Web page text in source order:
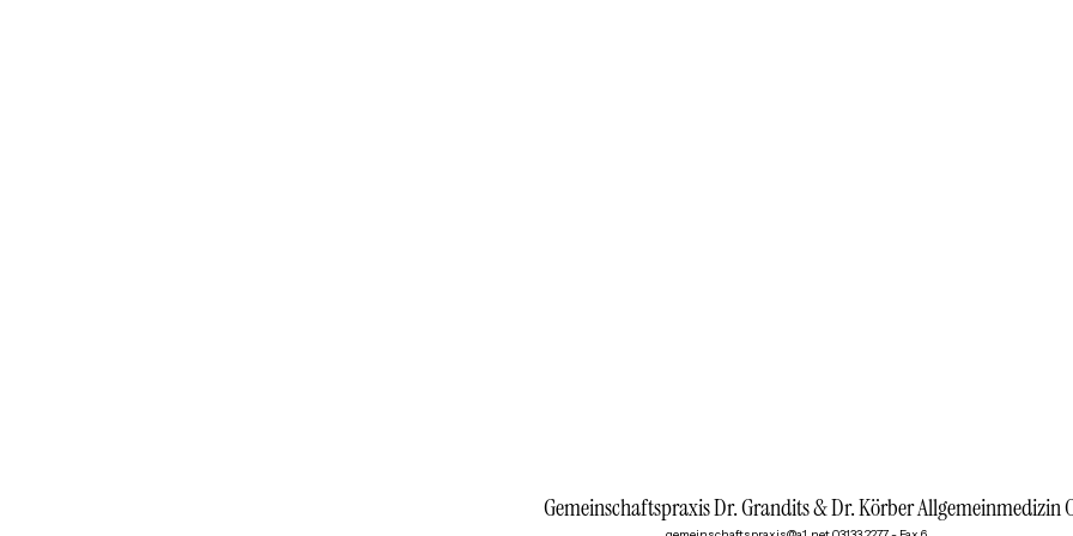
Gemeinschaftspraxis Dr. Grandits & Dr. Körber Allgemeinmedizin